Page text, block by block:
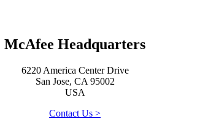
McAfee Headquarters
6220 America Center Drive
San Jose, CA 95002
USA
Contact Us >